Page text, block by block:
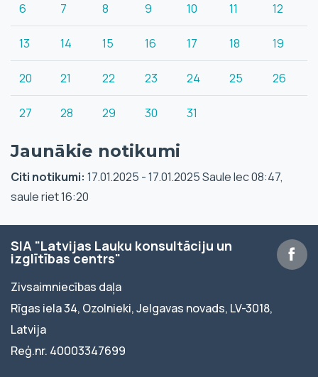
6 7 8 9 10 11 12
13 14 15 16 17 18 19
20 21 22 23 24 25 26
27 28 29 30 31
Jaunākie notikumi
Citi notikumi: 17.01.2025 - 17.01.2025 Saule lec 08:47,
saule riet 16:20
SIA "Latvijas Lauku konsultāciju un
izglītības centrs"
Zivsaimniecības daļa
Rīgas iela 34, Ozolnieki, Jelgavas novads, LV-3018,
Latvija
Reģ.nr. 40003347699